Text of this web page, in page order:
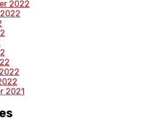
2022
2021